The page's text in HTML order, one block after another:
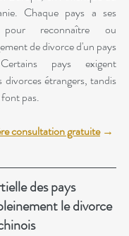
Chaque pays a ses
reconnaître ou
de divorce d'un pays
pays exigent
divorces étrangers, tandis
pas.
consultation gratuite →
des pays
le divorce